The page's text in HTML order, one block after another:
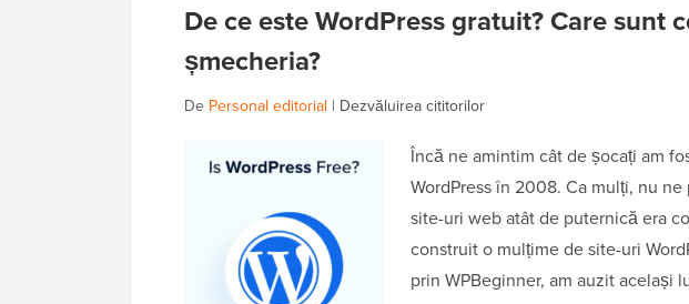
De ce este WordPress gratuit? Care sunt
șmecheria?
De Personal editorial | Dezvăluirea cititorilor
Încă ne amintim cât de șocați am
WordPress în 2008. Ca mulți, nu
site-uri web atât de puternică era
construit o mulțime de site-uri
prin WPBeginner, am auzit același